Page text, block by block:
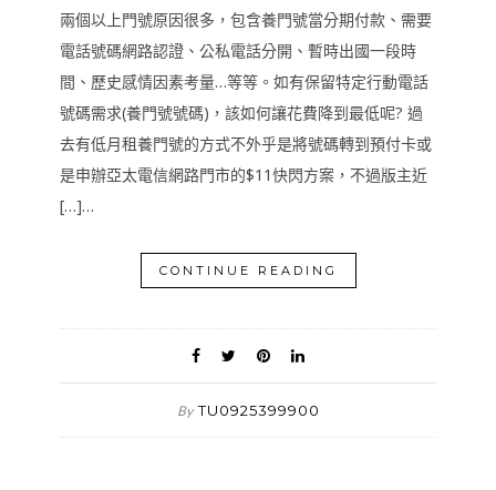
兩個以上門號原因很多，包含養門號當分期付款、需要
電話號碼網路認證、公私電話分開、暫時出國一段時
間、歷史感情因素考量…等等。如有保留特定行動電話
號碼需求(養門號號碼)，該如何讓花費降到最低呢? 過
去有低月租養門號的方式不外乎是將號碼轉到預付卡或
是申辦亞太電信網路門市的$11快閃方案，不過版主近
[…]…
CONTINUE READING
By TU0925399900